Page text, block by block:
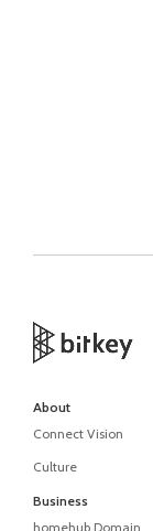
About
Connect Vision
Culture
Business
homehub Domain